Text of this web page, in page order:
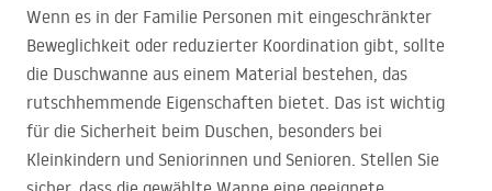
Wenn es in der Familie Personen mit eingeschränkter
Beweglichkeit oder reduzierter Koordination gibt, sollte
die Duschwanne aus einem Material bestehen, das
rutschhemmende Eigenschaften bietet. Das ist wichtig
für die Sicherheit beim Duschen, besonders bei
Kleinkindern und Seniorinnen und Senioren. Stellen Sie